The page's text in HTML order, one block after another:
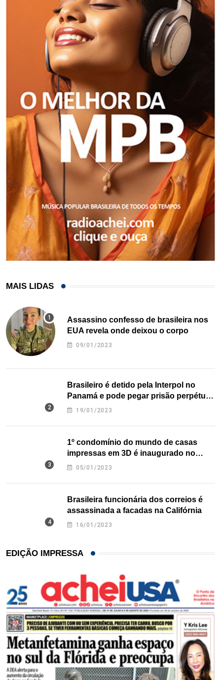
MAIS LIDAS
Assassino confesso de brasileira nos
EUA revela onde deixou o corpo
09/01/2023
Brasileiro é detido pela Interpol no
Panamá e pode pegar prisão perpétua
nos EUA
19/01/2023
1º condomínio do mundo de casas
impressas em 3D é inaugurado no
Texas
05/01/2023
Brasileira funcionária dos correios é
assassinada a facadas na Califórnia
16/01/2023
EDIÇÃO IMPRESSA